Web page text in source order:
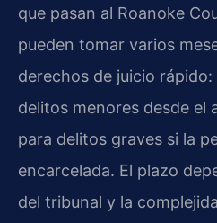
que pasan al Roanoke
pueden tomar varios
derechos de juicio
delitos menores desde el
para delitos graves si la
encarcelada. El plazo
del tribunal y la